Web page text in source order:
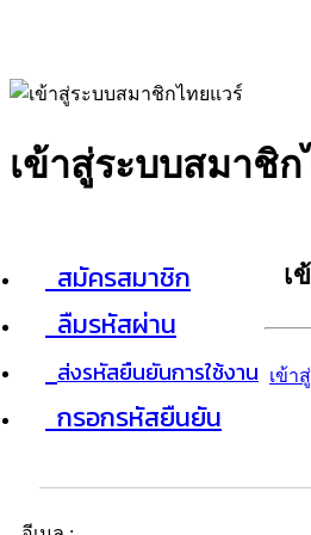
เข้าสู่ระบบสมาชิ
สมัครสมาชิก
ลืมรหัสผ่าน
ส่งรหัสยืนยันการใช้งาน
กรอกรหัสยืนยัน
เ
เข้า